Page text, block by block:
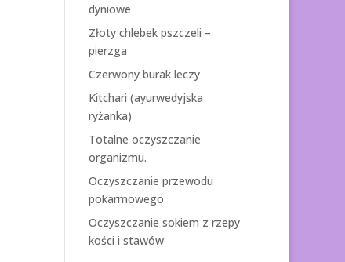
dyniowe
Złoty chlebek pszczeli –
pierzga
Czerwony burak leczy
Kitchari (ayurwedyjska
ryżanka)
Totalne oczyszczanie
organizmu.
Oczyszczanie przewodu
pokarmowego
Oczyszczanie sokiem z rzepy
kości i stawów